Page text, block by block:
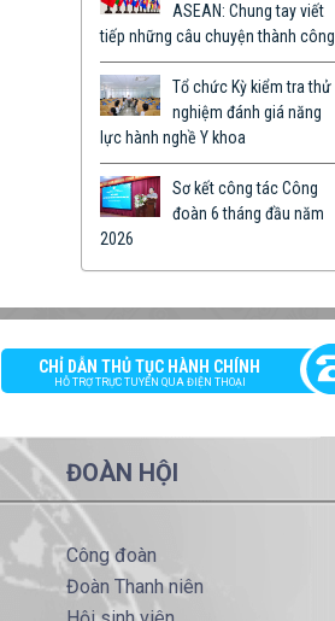
ASEAN: Chung tay viết
tiếp những câu chuyện thành công
Tổ chức Kỳ kiểm tra thử
nghiệm đánh giá năng
lực hành nghề Y khoa
Sơ kết công tác Công
đoàn 6 tháng đầu năm
2026
CHỈ DẪN THỦ TỤC HÀNH CHÍNH
HỖ TRỢ TRỰC TUYẾN QUA ĐIỆN THOẠI
ĐOÀN HỘI
Công đoàn
Đoàn Thanh niên